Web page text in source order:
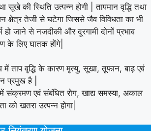
सूखे की स्थिति उत्पन्न होगी | तापमान वृद्धि तथा
क्षेत्र तेजी से घटेगा जिससे जैव विविधता का भी
हो जाने से नजदीकी और दूरगामी दोनों प्रभाव
के लिए घातक होंगे|
में ताप वृद्धि के कारण मृत्यु, सूखा, तूफान, बाढ़ एवं
प्रमुख है |
में संक्रमण एवं संबंधित रोग, खाद्य समस्या, अकाल
को खतरा उत्पन्न होगा|